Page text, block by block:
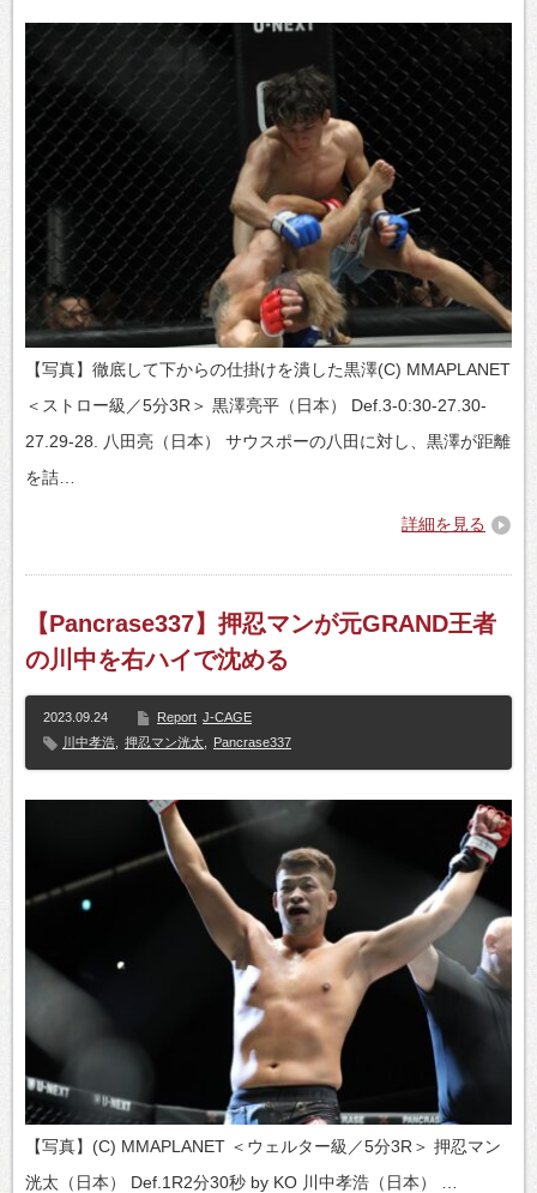
【写真】徹底して下からの仕掛けを潰した黒澤(C) MMAPLANET
＜ストロー級／5分3R＞ 黒澤亮平（日本） Def.3-0:30-27.30-
27.29-28. 八田亮（日本） サウスポーの八田に対し、黒澤が距離
を詰…
詳細を見る
【Pancrase337】押忍マンが元GRAND王者
の川中を右ハイで沈める
2023.09.24 Report J-CAGE
川中孝浩
押忍マン洸太 Pancrase337
【写真】(C) MMAPLANET ＜ウェルター級／5分3R＞ 押忍マン
洸太（日本） Def.1R2分30秒 by KO 川中孝浩（日本） …